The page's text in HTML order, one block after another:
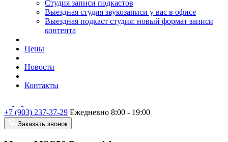
Студия записи подкастов
Выездная студия звукозаписи у вас в офисе
Выездная подкаст студия: новый формат записи
контента
Цены
Новости
Контакты
+7 (903) 237-37-29 Ежедневно 8:00 - 19:00
Заказать звонок